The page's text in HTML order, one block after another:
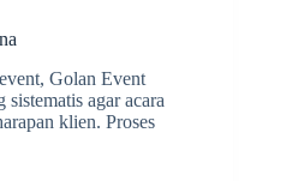
Golan Event
agar acara
klien. Proses